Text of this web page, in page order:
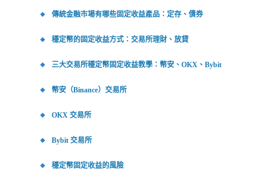
傳統金融市場有哪些固定收益產品：定存、債券
穩定幣的固定收益方式：交易所理財、放貸
三大交易所穩定幣固定收益教學：幣安、OKX、Bybit
幣安（Binance）交易所
OKX 交易所
Bybit 交易所
穩定幣固定收益的風險